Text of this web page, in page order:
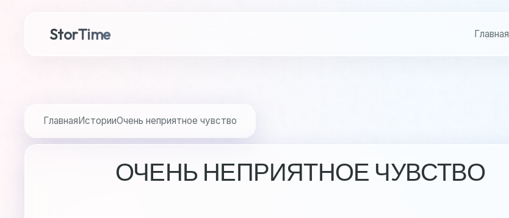
StorTime Главная
ГлавнаяИсторииОчень неприятное чувство
ОЧЕНЬ НЕПРИЯТНОЕ ЧУВСТВО